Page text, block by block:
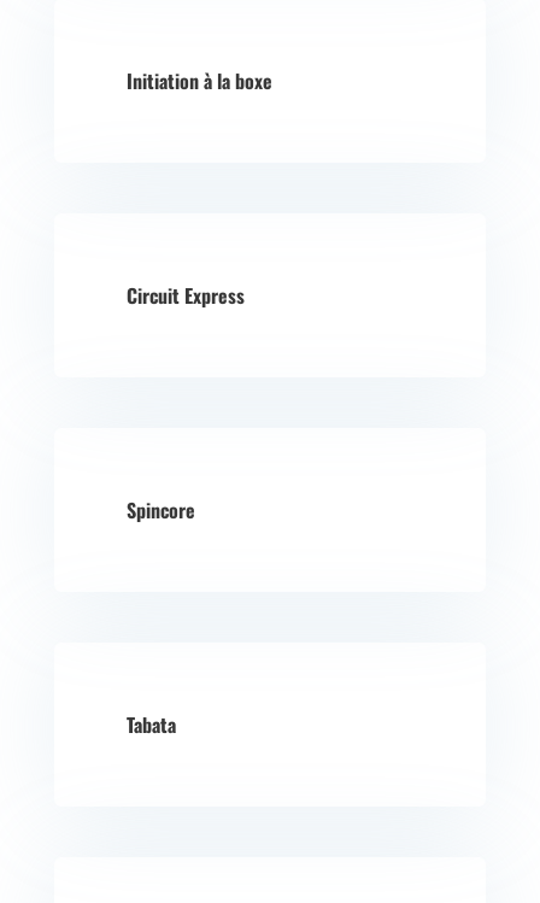
Initiation à la boxe
Circuit Express
Spincore
Tabata